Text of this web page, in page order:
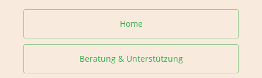
Home
Beratung & Unterstützung